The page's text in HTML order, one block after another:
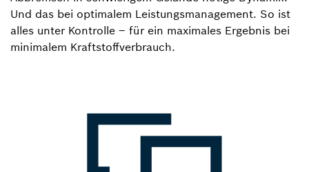
Und das bei optimalem Leistungsmanagement. So ist
alles unter Kontrolle – für ein maximales Ergebnis bei
minimalem Kraftstoffverbrauch.